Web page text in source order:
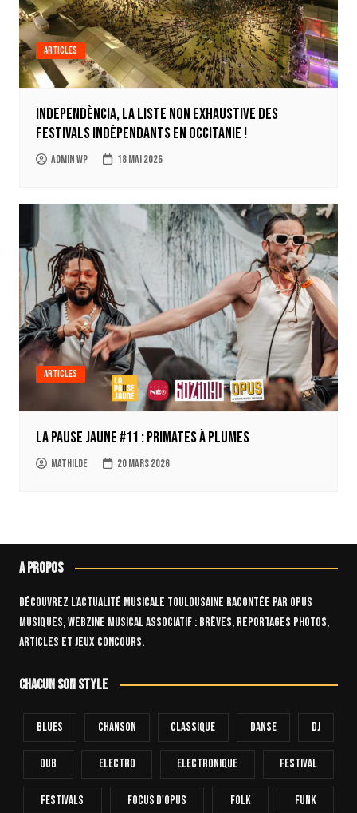
Articles
Independència, la liste non exhaustive des
festivals indépendants en Occitanie !
Admin WP 18 mai 2026
Articles
La Pause Jaune #11 : Primates à Plumes
Mathilde 20 mars 2026
A propos
Découvrez l’actualité musicale toulousaine racontée par OPUS
Musiques, webzine musical associatif : brèves, reportages photos,
articles et jeux concours.
Chacun son style
Blues Chanson Classique Danse Dj
Dub Electro Electronique FESTIVAL
Festivals Focus D'Opus Folk Funk